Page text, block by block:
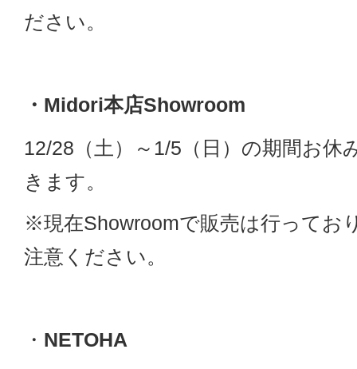
ださい。
・Midori本店Showroom
12/28（土）～1/5（日）の期間お休
きます。
※現在Showroomで販売は行ってお
注意ください。
・ NETOHA